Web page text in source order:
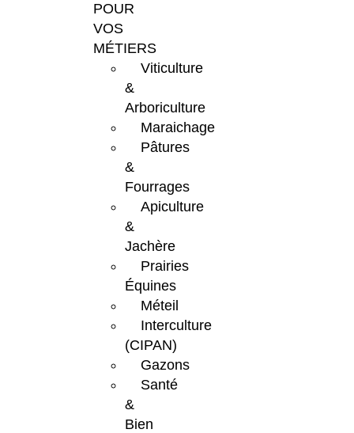
POUR
VOS
MÉTIERS
Viticulture
&
Arboriculture
Maraichage
Pâtures
&
Fourrages
Apiculture
&
Jachère
Prairies
Équines
Méteil
Interculture
(CIPAN)
Gazons
Santé
&
Bien